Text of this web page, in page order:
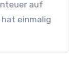
auf
einmalig